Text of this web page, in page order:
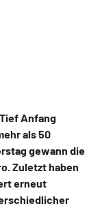
Anfang
als 50
gewann die
Zuletzt haben
erneut